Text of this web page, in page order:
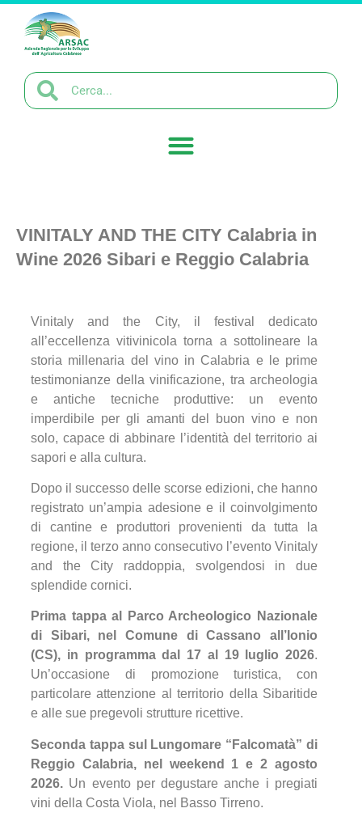
VINITALY AND THE CITY Calabria in
Wine 2026 Sibari e Reggio Calabria
Vinitaly and the City, il festival dedicato
all’eccellenza vitivinicola torna a sottolineare la
storia millenaria del vino in Calabria e le prime
testimonianze della vinificazione, tra archeologia
e antiche tecniche produttive: un evento
imperdibile per gli amanti del buon vino e non
solo, capace di abbinare l’identità del territorio ai
sapori e alla cultura.
Dopo il successo delle scorse edizioni, che hanno
registrato un’ampia adesione e il coinvolgimento
di cantine e produttori provenienti da tutta la
regione, il terzo anno consecutivo l’evento Vinitaly
and the City raddoppia, svolgendosi in due
splendide cornici.
Prima tappa al Parco Archeologico Nazionale
di Sibari, nel Comune di Cassano all’Ionio
(CS), in programma dal 17 al 19 luglio 2026.
Un’occasione di promozione turistica, con
particolare attenzione al territorio della Sibaritide
e alle sue pregevoli strutture ricettive.
Seconda tappa sul Lungomare “Falcomatà” di
Reggio Calabria, nel weekend 1 e 2 agosto
2026. Un evento per degustare anche i pregiati
vini della Costa Viola, nel Basso Tirreno.